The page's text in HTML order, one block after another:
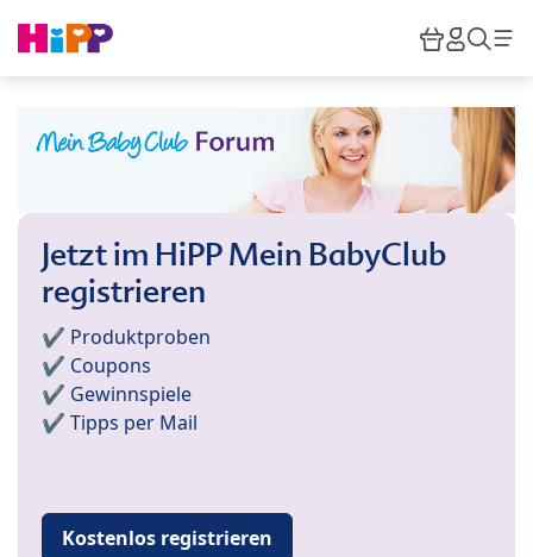
HiPP
Jetzt im HiPP Mein BabyClub
registrieren
✔️ Produktproben
✔️ Coupons
✔️ Gewinnspiele
✔️ Tipps per Mail
Kostenlos registrieren